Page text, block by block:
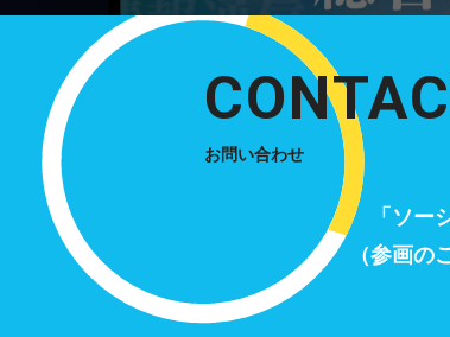
お問い合わせ
「ソー
（参画